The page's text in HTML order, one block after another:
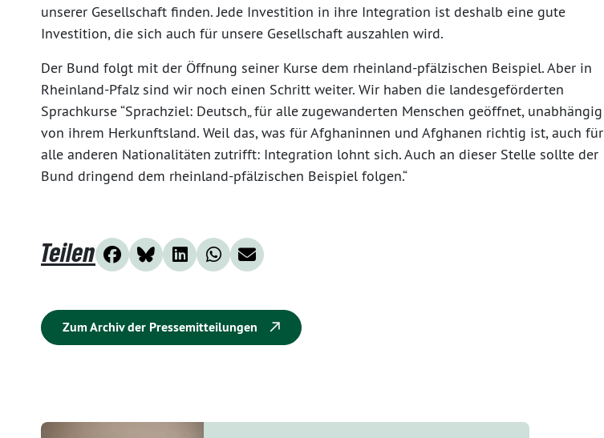
unserer Gesellschaft finden. Jede Investition in ihre Integration ist deshalb eine gute
Investition, die sich auch für unsere Gesellschaft auszahlen wird.
Der Bund folgt mit der Öffnung seiner Kurse dem rheinland-pfälzischen Beispiel. Aber in
Rheinland-Pfalz sind wir noch einen Schritt weiter. Wir haben die landesgeförderten
Sprachkurse “Sprachziel: Deutsch„ für alle zugewanderten Menschen geöffnet, unabhängig
von ihrem Herkunftsland. Weil das, was für Afghaninnen und Afghanen richtig ist, auch für
alle anderen Nationalitäten zutrifft: Integration lohnt sich. Auch an dieser Stelle sollte der
Bund dringend dem rheinland-pfälzischen Beispiel folgen.“
Teilen
Zum Archiv der Pressemitteilungen